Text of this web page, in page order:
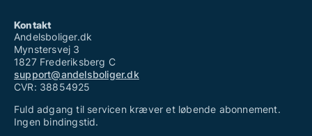
Kontakt
Andelsboliger.dk
Mynstersvej 3
1827 Frederiksberg C
support@andelsboliger.dk
CVR: 38854925
Fuld adgang til servicen kræver et løbende abonnement.
Ingen bindingstid.